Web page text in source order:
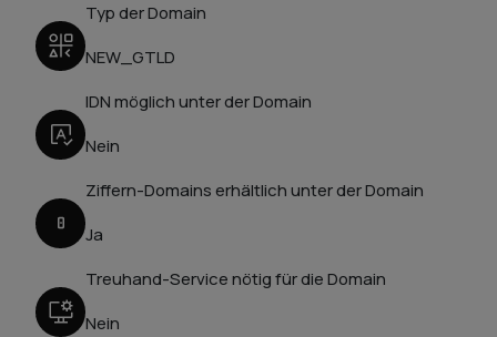
Typ der Domain
NEW_GTLD
IDN möglich unter der Domain
Nein
Ziffern-Domains erhältlich unter der Domain
Ja
Treuhand-Service nötig für die Domain
Nein